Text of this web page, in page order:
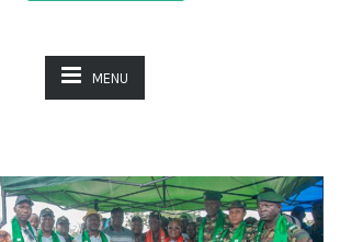
MENU